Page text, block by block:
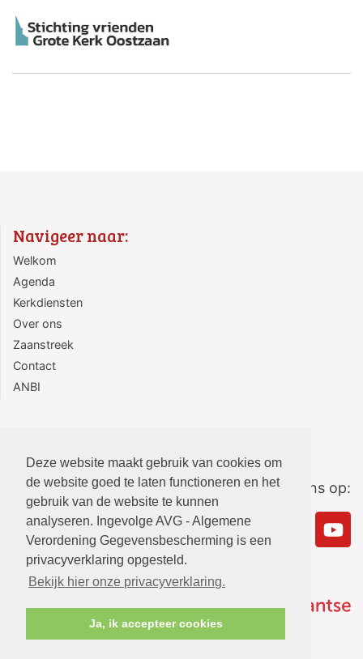
Deze website maakt gebruik van cookies om
de website goed te laten functioneren en het
gebruik van de website te kunnen
analyseren. Ingevolge AVG - Algemene
Verordening Gegevensbescherming is een
privacyverklaring opgesteld.
Bekijk hier onze privacyverklaring.
Ja, ik accepteer cookies
Navigeer naar:
Welkom
Agenda
Kerkdiensten
Over ons
Zaanstreek
Contact
ANBI
Volg ons op: